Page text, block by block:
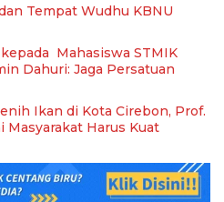
Tempat Wudhu KBNU
Mahasiswa STMIK
Dahuri: Jaga Persatuan
Ikan di Kota Cirebon, Prof.
Harus Kuat